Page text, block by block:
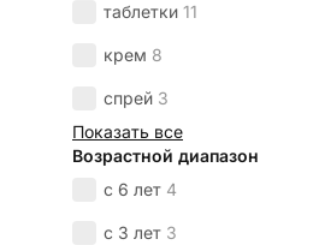
таблетки 11
крем 8
спрей 3
Показать все
Возрастной диапазон
с 6 лет 4
с 3 лет 3